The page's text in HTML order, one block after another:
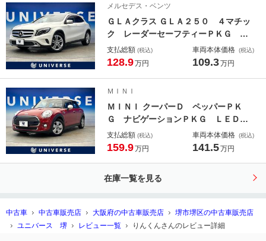
ンチアルミ ＬＥＤヘッドライト 禁
煙
メルセデス・ベンツ
ＧＬＡクラス ＧＬＡ２５０ ４マチッ
ク レーダーセーフティーＰＫＧ バ
リューパッケージプラス ハーフレザ
ーシート バックカメラ パワーバッ
ビ ｂｌｕｅｔｏｏｔｈ 禁煙車
支払総額 (税込)
128.9万円
車両本体価格 (税込)
109.3万円
ＭＩＮＩ
ＭＩＮＩ クーパーＤ ペッパーＰＫ
Ｇ ナビゲーションＰＫＧ ＬＥＤヘ
ッドライト／ＬＥＤフロントフォグラ
イト ドライビングアシスト ５ド
ー ＨＤＤナビ ＥＴＣ
支払総額 (税込)
159.9万円
車両本体価格 (税込)
141.5万円
在庫一覧を見る
中古車 中古車販売店 大阪府の中古車販売店
堺市堺区の中古車販売店
ユニバース 堺
レビュー一覧 りんくんさんのレビュー詳細